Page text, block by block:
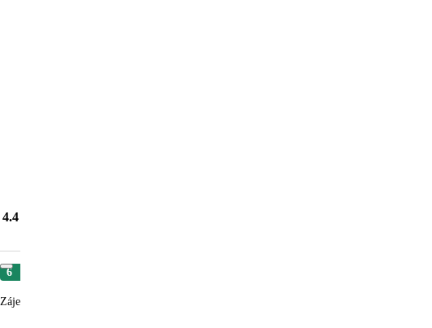
4.4
6
Zájezd splnil naše očekávání